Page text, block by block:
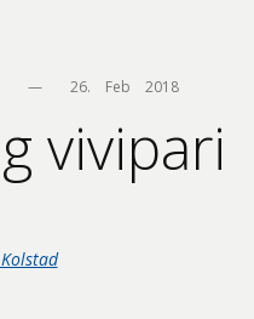
— 26.    Feb    2018
vivipari